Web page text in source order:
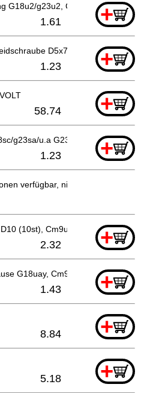
G18u2/g23u2, Cm9uby +
1.61
D5x75, Cm9uby
+
1.23
+
58.74
g23sa/u.a G23ss +
1.23
verfügbar, nicht bestellbar
(10st), Cm9uby, Cg18dl Till 12
+
2.32
G18uay, Cm9uby +
1.43
+
8.84
+
5.18